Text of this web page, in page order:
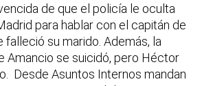
de que el policía le oculta
para hablar con el capitán de
falleció su marido. Además, la
Amancio se suicidó, pero Héctor
Desde Asuntos Internos mandan